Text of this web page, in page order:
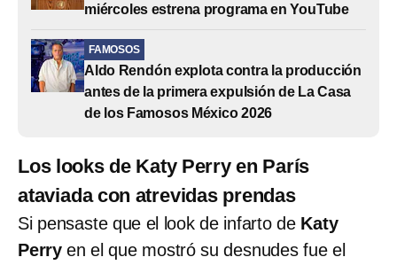
miércoles estrena programa en YouTube
FAMOSOS
Aldo Rendón explota contra la producción
antes de la primera expulsión de La Casa
de los Famosos México 2026
Los looks de Katy Perry en París
ataviada con atrevidas prendas
Si pensaste que el look de infarto de Katy
Perry en el que mostró su desnudes fue el